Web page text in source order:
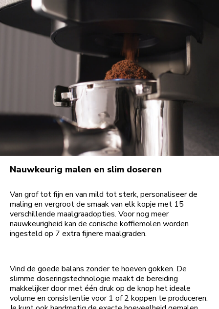
Nauwkeurig malen en slim doseren
Van grof tot fijn en van mild tot sterk, personaliseer de
maling en vergroot de smaak van elk kopje met 15
verschillende maalgraadopties. Voor nog meer
nauwkeurigheid kan de conische koffiemolen worden
ingesteld op 7 extra fijnere maalgraden.
Vind de goede balans zonder te hoeven gokken. De
slimme doseringstechnologie maakt de bereiding
makkelijker door met één druk op de knop het ideale
volume en consistentie voor 1 of 2 koppen te produceren.